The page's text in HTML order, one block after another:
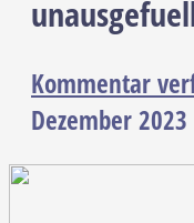
Kommentar
Dezember 2023